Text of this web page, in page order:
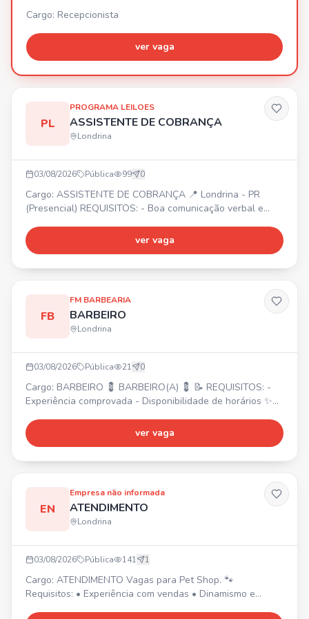
Cargo: Recepcionista
ver vaga
PL
PROGRAMA LEILOES
ASSISTENTE DE COBRANÇA
Londrina
03/08/2026 Pública 99 0
Cargo: ASSISTENTE DE COBRANÇA 📍 Londrina - PR
(Presencial) REQUISITOS: - Boa comunicação verbal e
Ensino médio completo - Experiência prévia com cobrança
ou áreas financeiras (desejável) BENEFÍCIOS: - Plano de
ver vaga
FB
FM BARBEARIA
BARBEIRO
Londrina
03/08/2026 Pública 21 0
Cargo: BARBEIRO 💈 BARBEIRO(A) 💈 📝 REQUISITOS: -
Experiência comprovada - Disponibilidade de horários ✨
ótimos ganhos no Shopping Boulevard. 💰 Envie seu
contato!
ver vaga
EN
Empresa não informada
ATENDIMENTO
Londrina
03/08/2026 Pública 141 1
Cargo: ATENDIMENTO Vagas para Pet Shop. 🐾
Requisitos: • Experiência com vendas • Dinamismo e